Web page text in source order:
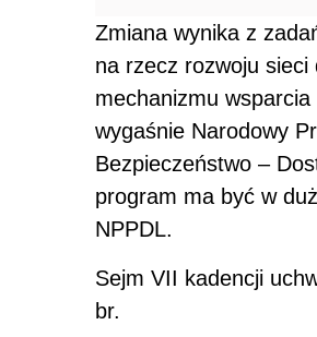
Zmiana wynika z
na rzecz rozwoju
mechanizmu
wygaśnie Narodowy
Bezpieczeństwo –
program ma być w
NPPDL.
Sejm VII kadencji
br.